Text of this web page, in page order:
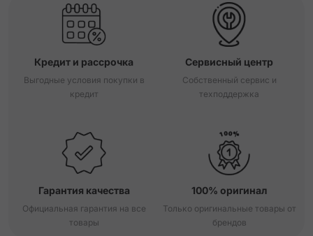
Кредит и рассрочка
Выгодные условия покупки в
кредит
Сервисный центр
Собственный сервис и
техподдержка
Гарантия качества
Официальная гарантия на все
товары
100% оригинал
Только оригинальные товары от
брендов